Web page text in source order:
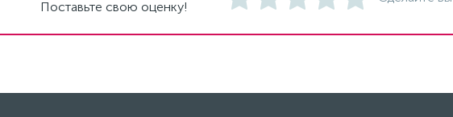
Поставьте свою оценку!